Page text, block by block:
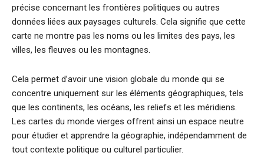
précise concernant les frontières politiques ou autres
données liées aux paysages culturels. Cela signifie que cette
carte ne montre pas les noms ou les limites des pays, les
villes, les fleuves ou les montagnes.
Cela permet d’avoir une vision globale du monde qui se
concentre uniquement sur les éléments géographiques, tels
que les continents, les océans, les reliefs et les méridiens.
Les cartes du monde vierges offrent ainsi un espace neutre
pour étudier et apprendre la géographie, indépendamment de
tout contexte politique ou culturel particulier.